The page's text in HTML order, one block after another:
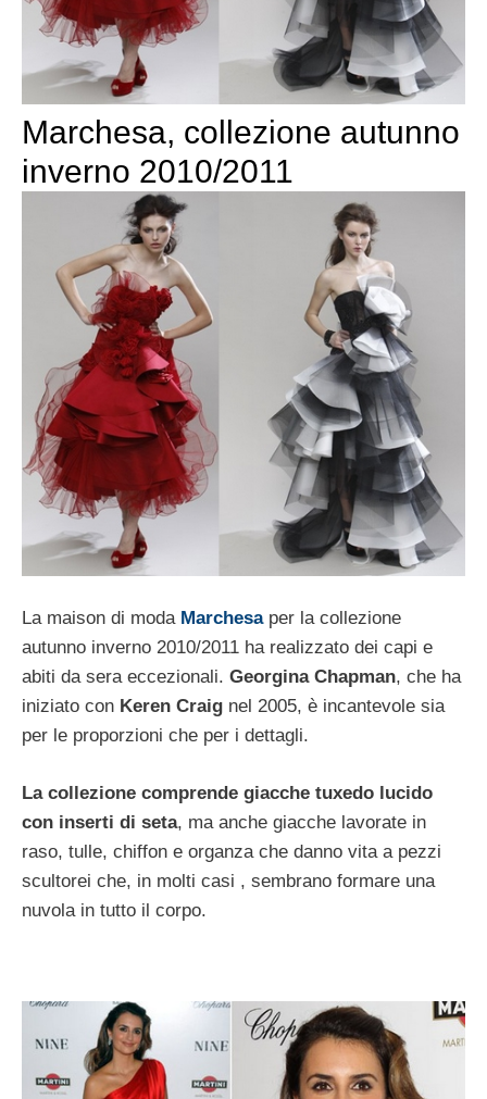
Marchesa, collezione autunno
inverno 2010/2011
La maison di moda Marchesaper la collezione
autunno inverno 2010/2011 ha realizzato dei capi e
abiti da sera eccezionali. Georgina Chapman, che ha
iniziato con Keren Craig nel 2005, è incantevole sia
per le proporzioni che per i dettagli.
La collezione comprende giacche tuxedo lucido
con inserti di seta, ma anche giacche lavorate in
raso, tulle, chiffon e organza che danno vita a pezzi
scultorei che, in molti casi , sembrano formare una
nuvola in tutto il corpo.